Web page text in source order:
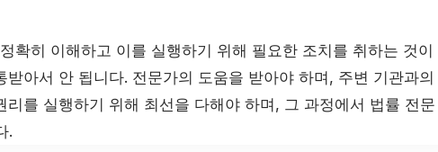
확히 이해하고 이를 실행하기 위해 필요한 조치를 취하는 것이
아서 안 됩니다. 전문가의 도움을 받아야 하며, 주변 기관과의
를 실행하기 위해 최선을 다해야 하며, 그 과정에서 법률 전문
.